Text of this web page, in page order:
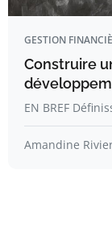
GESTION
Construire
EN BREF
Amandine